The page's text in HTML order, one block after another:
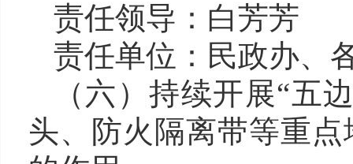
责任领导 ：白芳
责任单位： 民政办、
（ 六 ）持续开展“五
头、防火隔离带等重